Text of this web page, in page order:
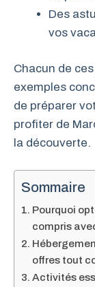
Des
vos
Chacun de
exemples
de préparer
profiter de
la découverte.
Sommaire
Pourquoi
compris
offres tout
Activités